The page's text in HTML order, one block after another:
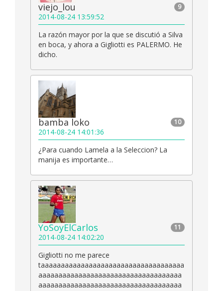
9
viejo_lou
2014-08-24 13:59:52
La razón mayor por la que se discutió a Silva
en boca, y ahora a Gigliotti es PALERMO. He
dicho.
10
bamba loko
2014-08-24 14:01:36
¿Para cuando Lamela a la Seleccion? La
manija es importante…
11
YoSoyElCarlos
2014-08-24 14:02:20
Gigliotti no me parece
taaaaaaaaaaaaaaaaaaaaaaaaaaaaaaaaaaaa
aaaaaaaaaaaaaaaaaaaaaaaaaaaaaaaaaaaa
aaaaaaaaaaaaaaaaaaaaaaaaaaaaaaaaaaaa